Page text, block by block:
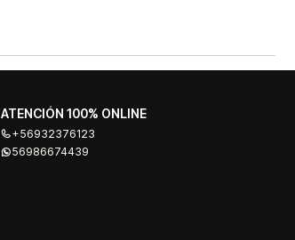
ATENCIÓN 100% ONLINE
+56932376123
56986674439